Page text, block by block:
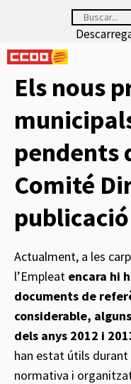
contenido
Buscar:
Els nous
pendents
Comité
Actualment, a les
l’Empleat encara hi
documents de
considerable,
dels anys 2012 i
han estat útils
normativa i